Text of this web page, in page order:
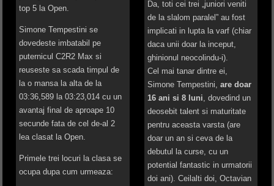
top 5 la Open.
Simone Tempestini se
dovedeste imbatabil pe
puternicul C2R2 Max si
reuseste sa scada timpul de
la o mansa la alta de la
03:36,589 la 03:23,014 cu un
avantaj final de aproape 10
secunde fata de cel de-al 2
lea clasat la Open.
Primele trei locuri la clasa se
ocupa dupa cum urmeaza:
Da, toti cei trei „juniori veniti
de la slalom paralel” au fost
implicati in lupta la varf (chiar
daca unii doar la inceput,
ghinionul neocolindu-i).
Cel mai tanar dintre ei,
Simone Tempestini, are doar
16 ani si 8 luni , dovedind un
deosebit talent si maturitate
pentru aceasta varsta (are
doar un an si ceva de la
debutul la curse, cu un
potential fantastic in urmatorii
doi ani). Ceilalti doi, Octavian